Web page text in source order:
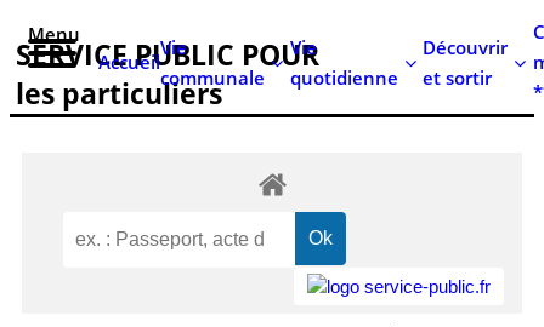
principal
Menu
Accueil
Vie
communale
Vie
quotidienne
Découvrir
et sortir
SERVICE PUBLIC POUR​
les particuliers